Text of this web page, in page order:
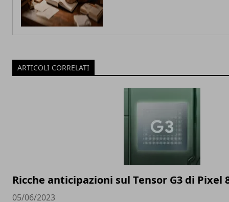
ARTICOLI CORRELATI
Ricche anticipazioni sul Tensor G3 di Pixel
05/06/2023